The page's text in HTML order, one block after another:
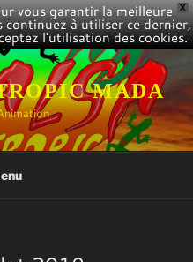
X
vous garantir la meilleure
continuez à utiliser ce dernier,
l'utilisation des cookies.
MADA